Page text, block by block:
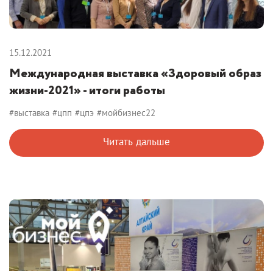
15.12.2021
Международная выставка «Здоровый образ
жизни-2021» - итоги работы
#выставка #цпп #цпэ #мойбизнес22
Читать дальше